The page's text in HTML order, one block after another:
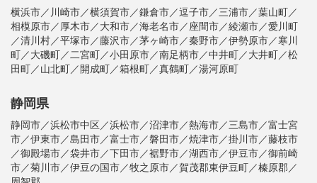
横浜市／川崎市／横須賀市／鎌倉市／逗子市／三浦市／葉山町／
相模原市／厚木市／大和市／海老名市／座間市／綾瀬市／愛川町
／清川村／平塚市／藤沢市／茅ヶ崎市／秦野市／伊勢原市／寒川
町／大磯町／二宮町／小田原市／南足柄市／中井町／大井町／松
田町／山北町／開成町／箱根町／真鶴町／湯河原町
静岡県
静岡市／浜松市中区／浜松市／沼津市／熱海市／三島市／富士宮
市／伊東市／島田市／富士市／磐田市／焼津市／掛川市／藤枝市
／御殿場市／袋井市／下田市／裾野市／湖西市／伊豆市／御前崎
市／菊川市／伊豆の国市／牧之原市／賀茂郡東伊豆町／榛原郡／